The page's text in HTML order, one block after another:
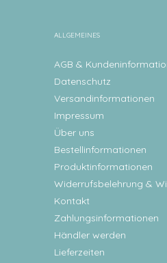
ALLGEMEINES
AGB &
Datenschutz
Versandinformationen
Impressum
Über uns
Bestellinformationen
Produktinformationen
Widerrufsbelehrung &
Kontakt
Zahlungsinformationen
Händler werden
Lieferzeiten